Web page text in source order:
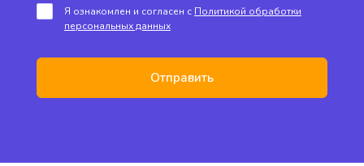
Я ознакомлен и согласен с Политикой обработки
персональных данных
Отправить